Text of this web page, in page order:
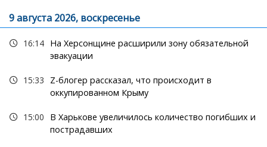
9 августа 2026, воскресенье
16:14 На Херсонщине расширили зону обязательной
эвакуации
15:33
Z-блогер рассказал, что происходит в
оккупированном Крыму
15:00
В Харькове увеличилось количество погибших и
пострадавших